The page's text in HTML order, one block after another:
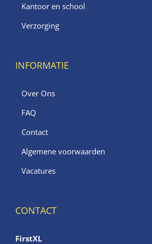
Kantoor en school
Verzorging
INFORMATIE
Over Ons
FAQ
Contact
Algemene voorwaarden
Vacatures
CONTACT
FirstXL